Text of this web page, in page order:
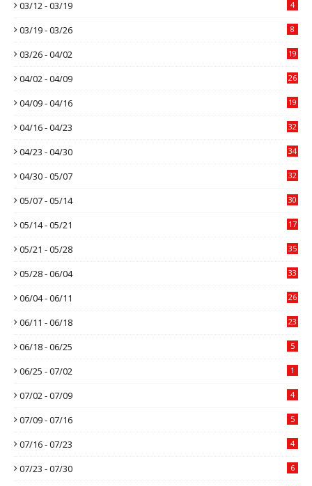
03/12 - 03/19 4
03/19 - 03/26 8
03/26 - 04/02 19
04/02 - 04/09 26
04/09 - 04/16 19
04/16 - 04/23 32
04/23 - 04/30 34
04/30 - 05/07 32
05/07 - 05/14 30
05/14 - 05/21 17
05/21 - 05/28 35
05/28 - 06/04 33
06/04 - 06/11 26
06/11 - 06/18 23
06/18 - 06/25 5
06/25 - 07/02 1
07/02 - 07/09 4
07/09 - 07/16 5
07/16 - 07/23 4
07/23 - 07/30 6